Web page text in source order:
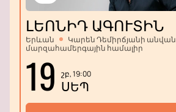
ԼԵՈՆԻԴ ԱԳՈՒՏԻՆ
Երևան
Կարեն Դեմիրճյանի անվան
մարզահամերգային համալիր
19 շբ, 19:00
ՍԵՊ